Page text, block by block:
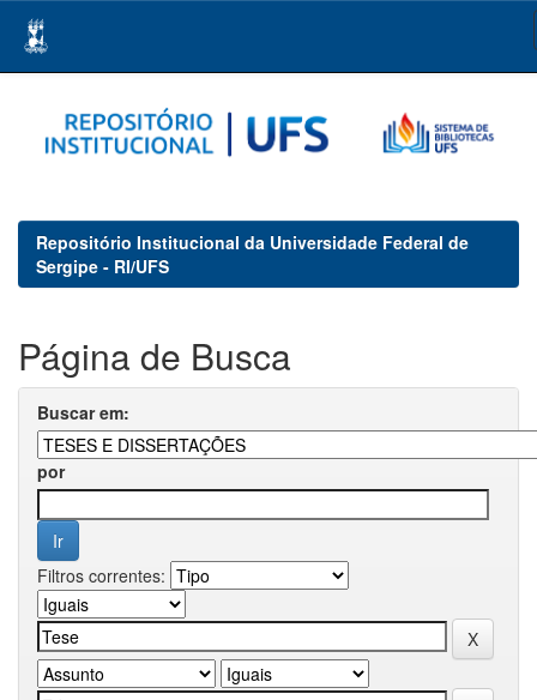
navigation
Repositório Institucional da Universidade Federal de
Sergipe - RI/UFS
Página de Busca
Buscar em:
por
Filtros correntes: